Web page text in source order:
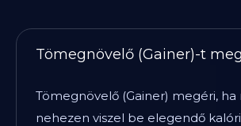
Tömegnövelő (Gainer)-t
Tömegnövelő (Gainer) megéri, ha
nehezen viszel be elegendő